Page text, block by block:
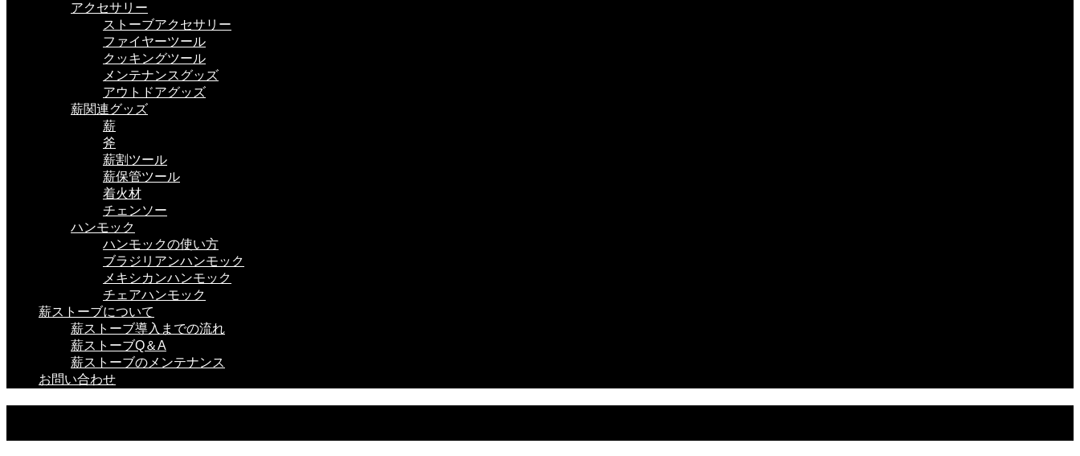
アクセサリー
ストーブアクセサリー
ファイヤーツール
クッキングツール
メンテナンスグッズ
アウトドアグッズ
薪関連グッズ
薪
斧
薪割ツール
薪保管ツール
着火材
チェンソー
ハンモック
ハンモックの使い方
ブラジリアンハンモック
メキシカンハンモック
チェアハンモック
薪ストーブについて
薪ストーブ導入までの流れ
薪ストーブQ＆A
薪ストーブのメンテナンス
お問い合わせ